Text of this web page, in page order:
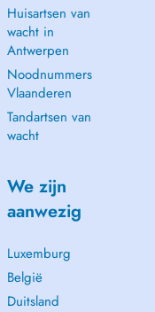
Huisartsen van
wacht in
Antwerpen
Noodnummers
Vlaanderen
Tandartsen van
wacht
We zijn
aanwezig
Luxemburg
België
Duitsland